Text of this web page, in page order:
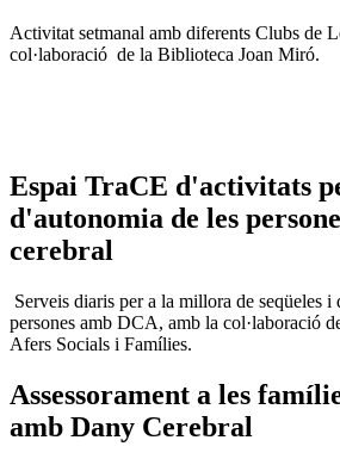
Activitat setmanal amb diferents Clubs de
col·laboració de la Biblioteca Joan Miró.
Espai TraCE d'activitats
d'autonomia de les
cerebral
Serveis diaris per a la millora de seqüeles i
persones amb DCA, amb la col·laboració
Afers Socials i Famílies.
Assessorament a les
amb Dany Cerebral